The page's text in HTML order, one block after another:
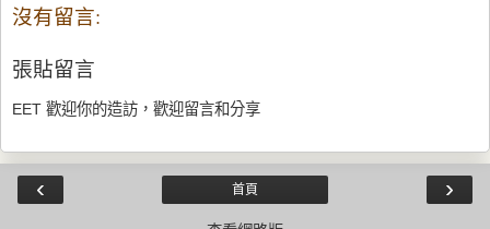
沒有留言:
張貼留言
EET 歡迎你的造訪，歡迎留言和分享
‹ ›
首頁